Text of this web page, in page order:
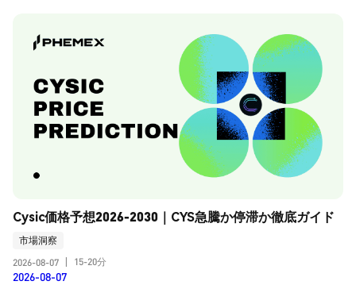
Cysic価格予想2026-2030｜CYS急騰か停滞か徹底ガイド
市場洞察
2026-08-07
15-20分
2026-08-07